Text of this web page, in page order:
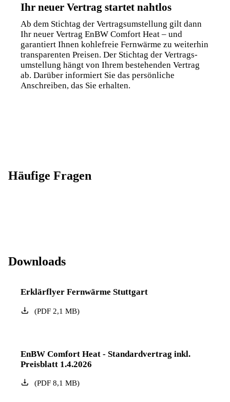
Ihr neuer Vertrag startet nahtlos
Ab dem Stichtag der Vertrags­umstellung gilt dann
Ihr neuer Vertrag EnBW Comfort Heat – und
garantiert Ihnen kohlefreie Fernwärme zu weiterhin
transparenten Preisen. Der Stichtag der Vertrags­
umstellung hängt von Ihrem bestehenden Vertrag
ab. Darüber informiert Sie das persönliche
Anschreiben, das Sie erhalten.
Häufige Fragen
Downloads
Erklärflyer Fernwärme Stuttgart
(PDF2,1 MB)
EnBW Comfort Heat - Standardvertrag inkl.
Preisblatt 1.4.2026
(PDF8,1 MB)